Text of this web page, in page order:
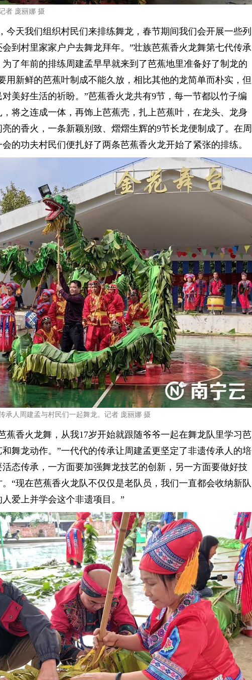
者 庞丽娜 摄
今天我们组织村民们来排练舞龙，春节期间我们会开展一些列
到村里家家户户去舞龙拜年。”壮族芭蕉香火龙舞第七代传承
了年前的排练周建孟早早就来到了芭蕉地里准备好了制龙的
用新鲜的芭蕉叶制成不能久放，相比其他的龙简单而朴实，但
美好生活的祈盼。”芭蕉香火龙共有9节，每一节都以竹子编
将之连成一体，再饰上芭蕉壳，扎上芭蕉叶，在龙头、龙身
的香火，一条新颖别致、熠熠生辉的9节长龙便制成了。在周
的功夫村民们便扎好了两条芭蕉香火龙开始了紧张的排练。
承人周建孟与村民们一起舞龙。记者 庞丽娜 摄
蕉香火龙舞，从我17岁开始就跟随爷爷一起在舞龙队里学习芭
舞龙动作。”一代代的传承让周建孟更坚定了非遗传承人的培
态传承，一方面要加强舞龙技艺的创新，另一方面要做好技
“现在芭蕉香火龙队不仅仅是老队员，我们一直都会收纳新队
爱上并学会这个非遗项目。”